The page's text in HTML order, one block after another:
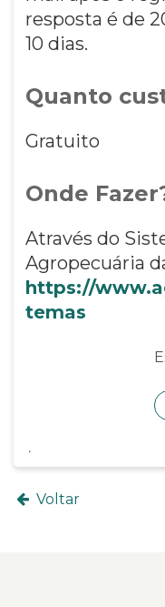
resposta é de
10 dias.
Quanto
Gratuito
Onde
Através do
Agropecuária
https://
temas
Voltar